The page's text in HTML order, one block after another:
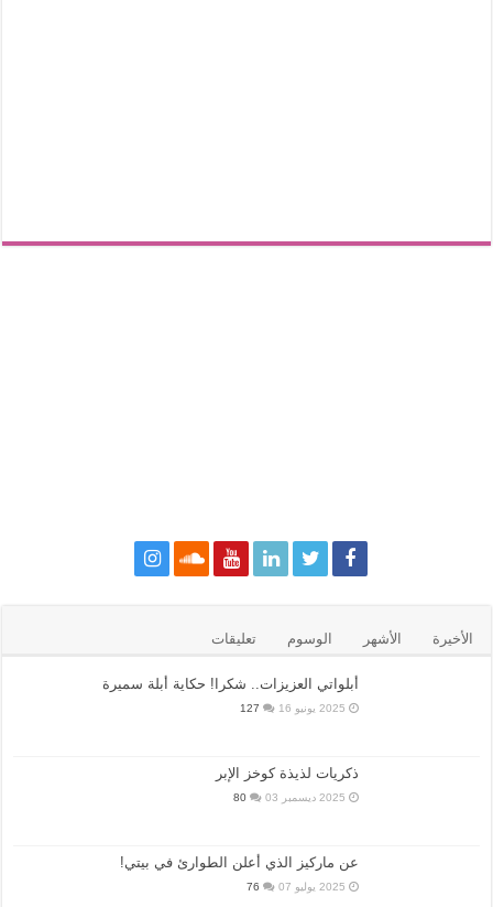
الأخيرة الأشهر الوسوم تعليقات
أبلواتي العزيزات.. شكرا! حكاية أبلة سميرة
2025 يونيو 16 127
ذكريات لذيذة كوخز الإبر
2025 ديسمبر 03 80
عن ماركيز الذي أعلن الطوارئ في بيتي!
2025 يوليو 07 76